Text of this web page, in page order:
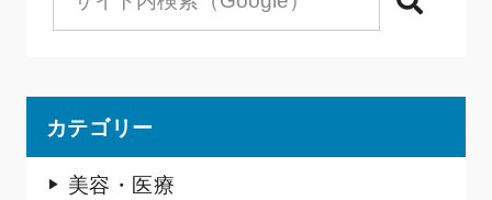
検索
カテゴリー
美容・医療